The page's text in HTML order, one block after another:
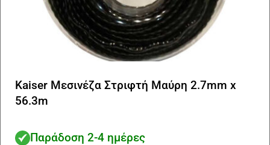
Kaiser Μεσινέζα Στριφτή Μαύρη 2.7mm x
56.3m
Παράδοση 2-4 ημέρες